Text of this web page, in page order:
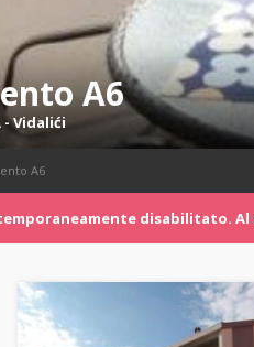
A6
-Vidalići
A6
disabilitato.